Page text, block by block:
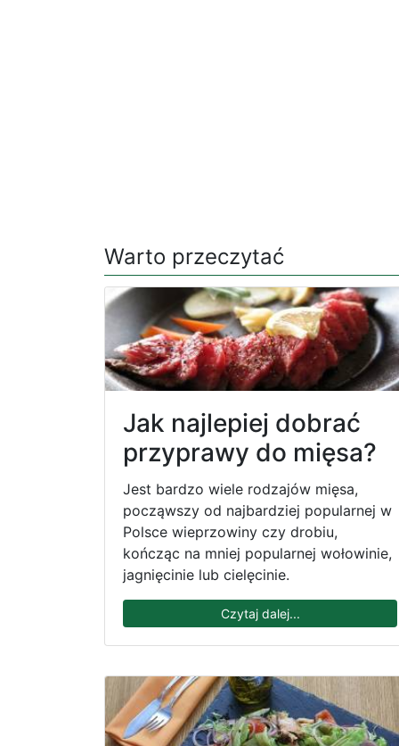
Warto przeczytać
Jak najlepiej dobrać
przyprawy do mięsa?
Jest bardzo wiele rodzajów mięsa,
począwszy od najbardziej popularnej w
Polsce wieprzowiny czy drobiu,
kończąc na mniej popularnej wołowinie,
jagnięcinie lub cielęcinie.
Czytaj dalej...